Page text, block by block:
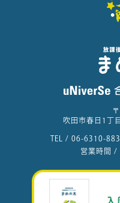
吹田市春日1丁
TEL / 06-6310-
営業時間 /